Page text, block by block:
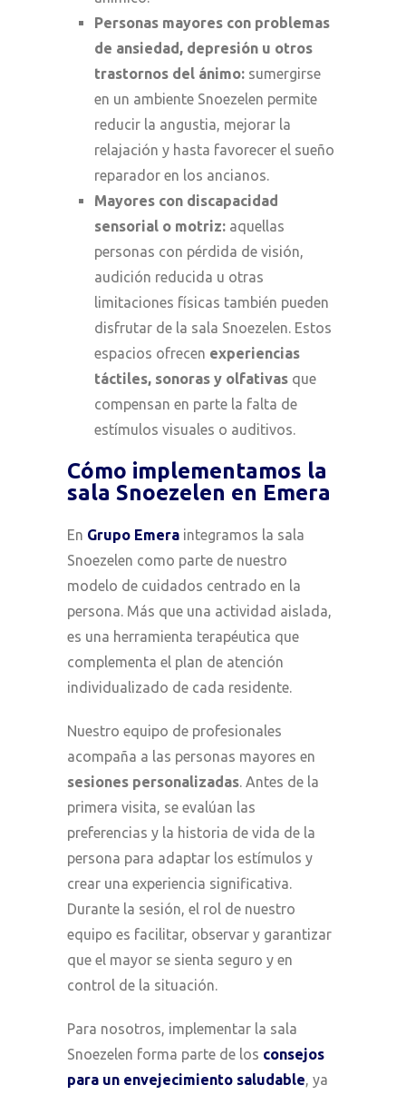
Personas mayores con problemas
de ansiedad, depresión u otros
trastornos del ánimo: sumergirse
en un ambiente Snoezelen permite
reducir la angustia, mejorar la
relajación y hasta favorecer el sueño
reparador en los ancianos.
Mayores con discapacidad
sensorial o motriz: aquellas
personas con pérdida de visión,
audición reducida u otras
limitaciones físicas también pueden
disfrutar de la sala Snoezelen. Estos
espacios ofrecen experiencias
táctiles, sonoras y olfativas que
compensan en parte la falta de
estímulos visuales o auditivos.
Cómo implementamos la
sala Snoezelen en Emera
En Grupo Emera integramos la sala
Snoezelen como parte de nuestro
modelo de cuidados centrado en la
persona. Más que una actividad aislada,
es una herramienta terapéutica que
complementa el plan de atención
individualizado de cada residente.
Nuestro equipo de profesionales
acompaña a las personas mayores en
sesiones personalizadas. Antes de la
primera visita, se evalúan las
preferencias y la historia de vida de la
persona para adaptar los estímulos y
crear una experiencia significativa.
Durante la sesión, el rol de nuestro
equipo es facilitar, observar y garantizar
que el mayor se sienta seguro y en
control de la situación.
Para nosotros, implementar la sala
Snoezelen forma parte de los consejos
para un envejecimiento saludable, ya